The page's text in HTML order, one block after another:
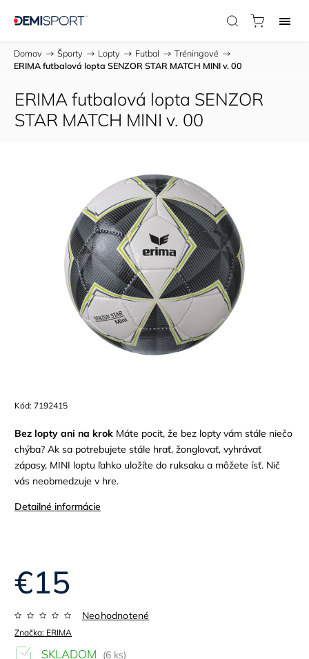
Domov / Športy / Lopty / Futbal / Tréningové /
ERIMA futbalová lopta SENZOR STAR MATCH MINI v. 00
ERIMA futbalová lopta SENZOR
STAR MATCH MINI v. 00
Kód: 7192415
Bez lopty ani na krok Máte pocit, že bez lopty vám stále niečo
chýba? Ak sa potrebujete stále hrať, žonglovať, vyhrávať
zápasy, MINI loptu ľahko uložíte do ruksaku a môžete ísť. Nič
vás neobmedzuje v hre.
Detailné informácie
Značka: ERIMA
Neohodnotené
€15
SKLADOM
(6 ks)